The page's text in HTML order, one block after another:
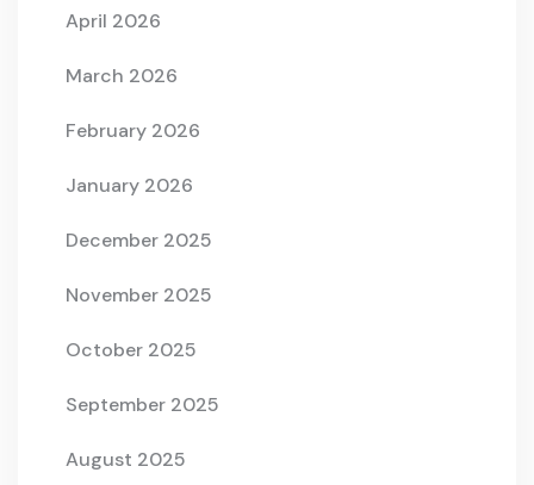
April 2026
March 2026
February 2026
January 2026
December 2025
November 2025
October 2025
September 2025
August 2025